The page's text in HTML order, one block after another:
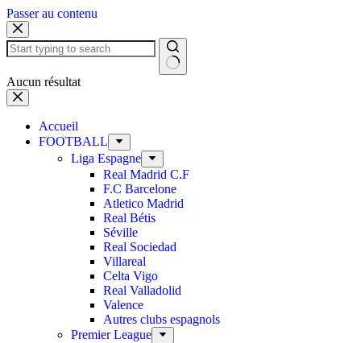
Passer au contenu
Aucun résultat
Accueil
FOOTBALL
Liga Espagne
Real Madrid C.F
F.C Barcelone
Atletico Madrid
Real Bétis
Séville
Real Sociedad
Villareal
Celta Vigo
Real Valladolid
Valence
Autres clubs espagnols
Premier League